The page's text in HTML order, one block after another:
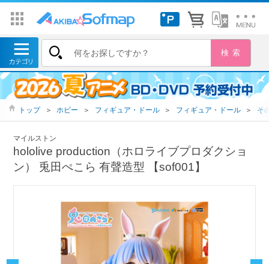
トップ ＞ ホビー ＞ フィギュア・ドール ＞ フィギュア・ドール ＞ そ
マイルストン
hololive production（ホロライブプロダクショ
ン） 兎田ぺこら 有聲造型 【sof001】